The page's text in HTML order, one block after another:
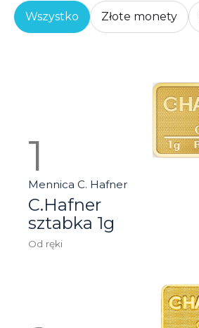
Wszystko Złote monety
Mennica C. Hafner
C.Hafner
sztabka 1g
Od ręki